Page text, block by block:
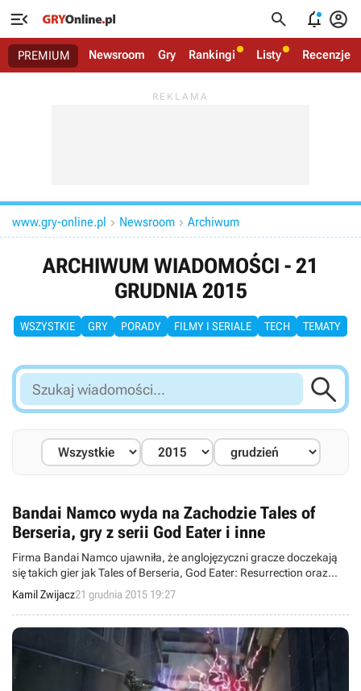
   
PREMIUM Newsroom Gry Rankingi Listy Recenzje
www.gry-online.pl  Newsroom  Archiwum
ARCHIWUM WIADOMOŚCI - 21
GRUDNIA 2015
WSZYSTKIE GRY PORADY FILMY I SERIALE TECH TEMATY
Szukaj
wiadomości...

Bandai Namco wyda na Zachodzie Tales of
Berseria, gry z serii God Eater i inne
Firma Bandai Namco ujawniła, że anglojęzyczni gracze doczekają
się takich gier jak Tales of Berseria, God Eater: Resurrection oraz
God Eater 2: Rage Burst, Mobile Suit Gundam: Extreme Vs. Force i
nie tylko. Dodatkowo cześć z tych produkcji pojawi się nie tylko na
konsolach, ale także na PC-tach.
Kamil Zwijacz21 grudnia 2015 19:27